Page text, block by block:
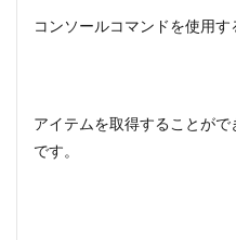
コンソールコマンドを使用
アイテムを取得することが
です。